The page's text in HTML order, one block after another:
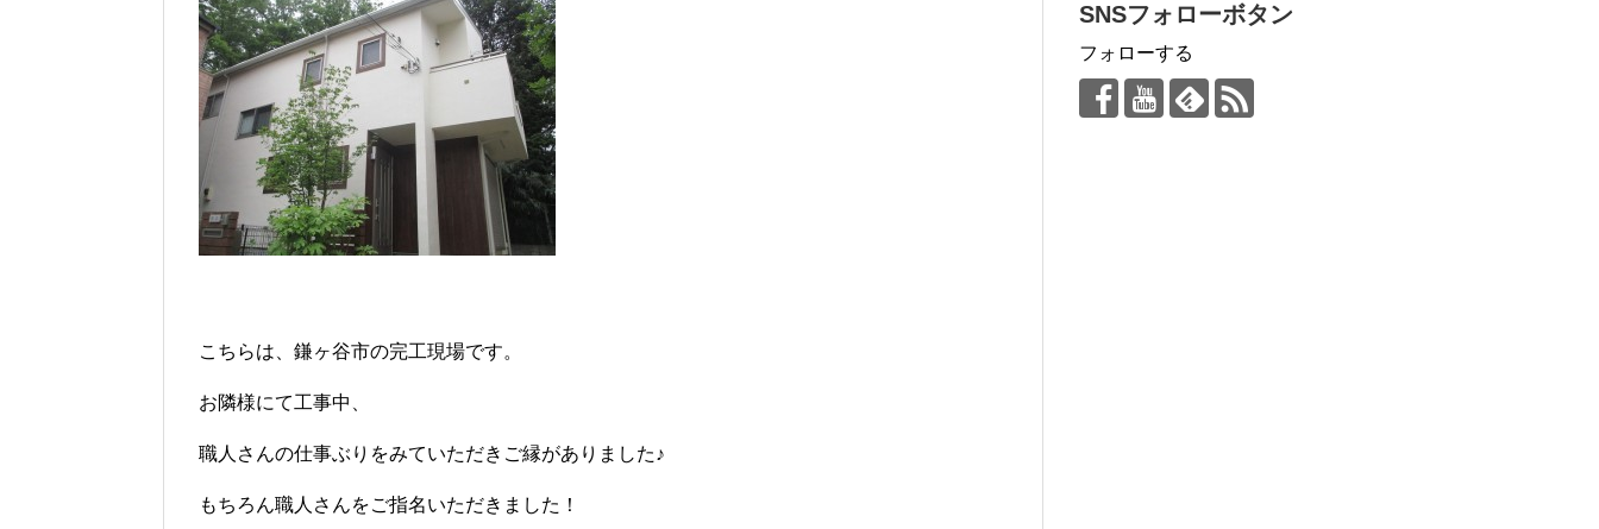
こちらは、鎌ヶ谷市の完工現場です。
お隣様にて工事中、
職人さんの仕事ぶりをみていただきご縁がありました♪
もちろん職人さんをご指名いただきました！
SNSフォローボタン
フォローする